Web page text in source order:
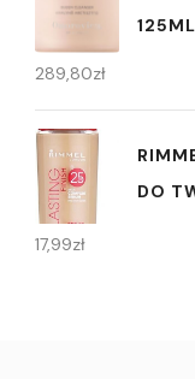
125ML
289,80zł
DO
17,99zł